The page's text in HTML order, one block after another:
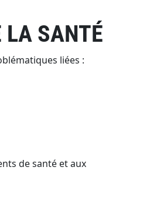
LA SANTÉ
liées :
de santé et aux